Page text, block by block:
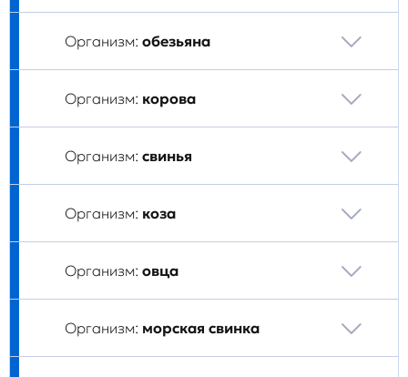
Организм: обезьяна
Организм: корова
Организм: свинья
Организм: коза
Организм: овца
Организм: морская свинка